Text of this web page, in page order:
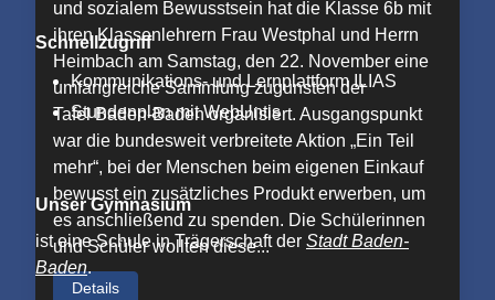
und sozialem Bewusstsein hat die Klasse 6b mit
ihren Klassenlehrern Frau Westphal und Herrn
Heimbach am Samstag, den 22. November eine
umfangreiche Sammlung zugunsten der
Tafel Baden-Baden organisiert. Ausgangspunkt
war die bundesweit verbreitete Aktion „Ein Teil
mehr“, bei der Menschen beim eigenen Einkauf
bewusst ein zusätzliches Produkt erwerben, um
es anschließend zu spenden. Die Schülerinnen
und Schüler wollten diese...
Details
Schnellzugriff
Kommunikations- und Lernplattform ILIAS
Stundenplan mit WebUntis
Unser Gymnasium
ist eine Schule in Trägerschaft der Stadt Baden-
Baden.